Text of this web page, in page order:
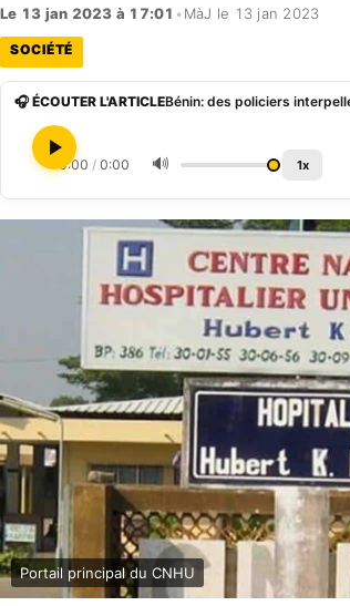
Le 13 jan 2023 à 17:01 • MàJ le 13 jan 2023
SOCIÉTÉ
🎧 ÉCOUTER L'ARTICLEBénin: des policiers
0:00 / 0:00 🔊 1x
Portail principal du CNHU